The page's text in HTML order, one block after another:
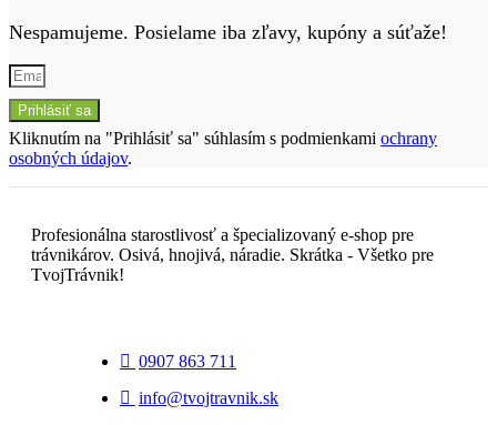
Nespamujeme. Posielame iba zľavy, kupóny a súťaže!
Prihlásiť sa
Kliknutím na "Prihlásiť sa" súhlasím s podmienkami ochrany
osobných údajov.
Profesionálna starostlivosť a špecializovaný e-shop pre
trávnikárov. Osivá, hnojivá, náradie. Skrátka - Všetko pre
TvojTrávnik!
0907 863 711
info@tvojtravnik.sk